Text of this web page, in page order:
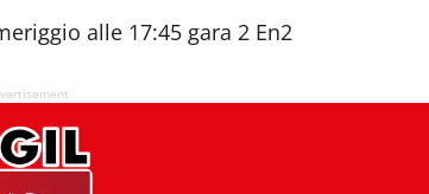
alle 17:45 gara 2 En2